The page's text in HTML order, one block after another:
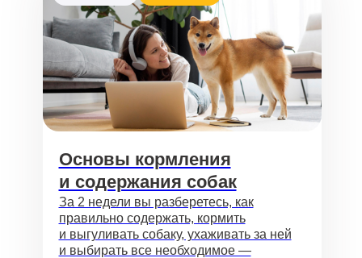
Основы кормления
и содержания собак
За 2 недели вы разберетесь, как
правильно содержать, кормить
и выгуливать собаку, ухаживать за ней
и выбирать все необходимое —